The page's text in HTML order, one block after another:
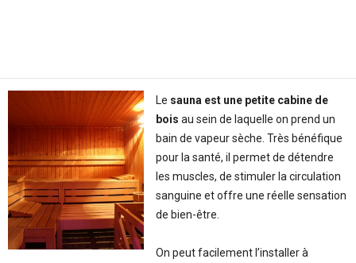
Le sauna est une petite cabine de
bois au sein de laquelle on prend un
bain de vapeur sèche. Très bénéfique
pour la santé, il permet de détendre
les muscles, de stimuler la circulation
sanguine et offre une réelle sensation
de bien-être.
On peut facilement l’installer à